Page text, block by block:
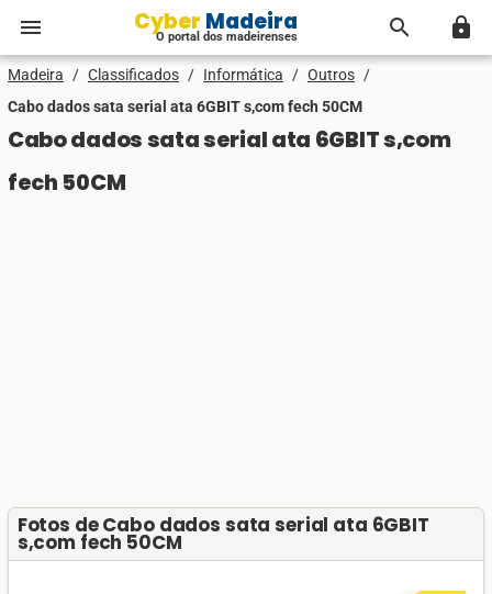
menu Cyber Madeira
O portal dos madeirenses search lock
Madeira / Classificados / Informática / Outros /
Cabo dados sata serial ata 6GBIT s,com fech 50CM
Cabo dados sata serial ata 6GBIT s,com
fech 50CM
Fotos de Cabo dados sata serial ata 6GBIT
s,com fech 50CM